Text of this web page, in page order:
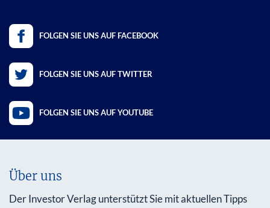
FOLGEN SIE UNS AUF FACEBOOK
FOLGEN SIE UNS AUF TWITTER
FOLGEN SIE UNS AUF YOUTUBE
Über uns
Der Investor Verlag unterstützt Sie mit aktuellen Tipps